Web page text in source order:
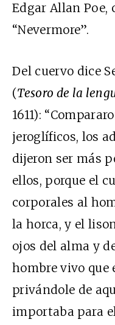
Edgar Allan
“Nevermore”.
Del cuervo dice
(Tesoro de la
1611):
jeroglíficos, los
dijeron ser más
ellos, porque el
corporales al
la horca, y el
ojos del alma y
hombre vivo que
privándole de
importaba para